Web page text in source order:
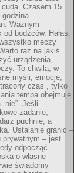
cuda. Czasem 15
Ważnym
bodźców. Hałas,
męczy
raz na jakiś
urządzenia,
To chwila, w
myśli, emocje,
czas”, tylko
tempa obejmuje
Jeśli
zadanie,
puchnie, a
Ustalanie granic –
prywatnym – jest
odpocząć.
o własne
świadomy